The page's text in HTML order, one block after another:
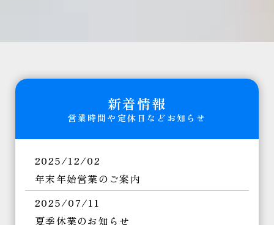
新着情報
営業時間や定休日などお知らせ
2025/12/02
年末年始営業のご案内
2025/07/11
夏季休業のお知らせ